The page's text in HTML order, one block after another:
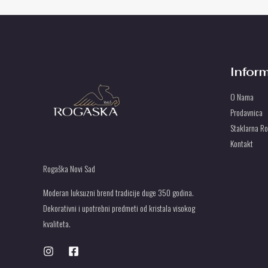
Rogaška Novi Sad
Moderan luksuzni brend tradicije duge 350 godina.
Dekorativni i upotrebni predmeti od kristala visokog
kvaliteta.
O Nama
Prodavnica
Staklarna
Kontakt